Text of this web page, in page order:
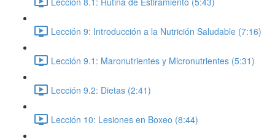
Lección 9: Introducción a la Nutrición Saludable (7:16)
Lección 9.1: Maronutrientes y Micronutrientes (5:31)
Lección 9.2: Dietas (2:41)
Lección 10: Lesiones en Boxeo (8:44)